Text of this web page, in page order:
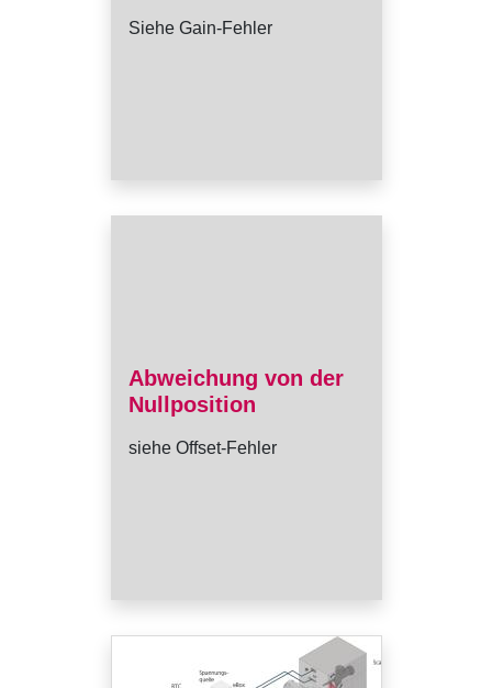
Siehe Gain-Fehler
Abweichung von der
Nullposition
siehe Offset-Fehler